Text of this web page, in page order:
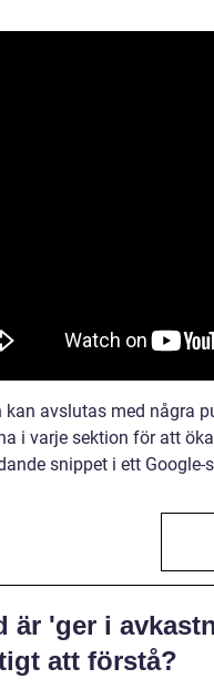
kan avslutas med några
i varje sektion för att
snippet i ett Google-
är 'ger i
att förstå?